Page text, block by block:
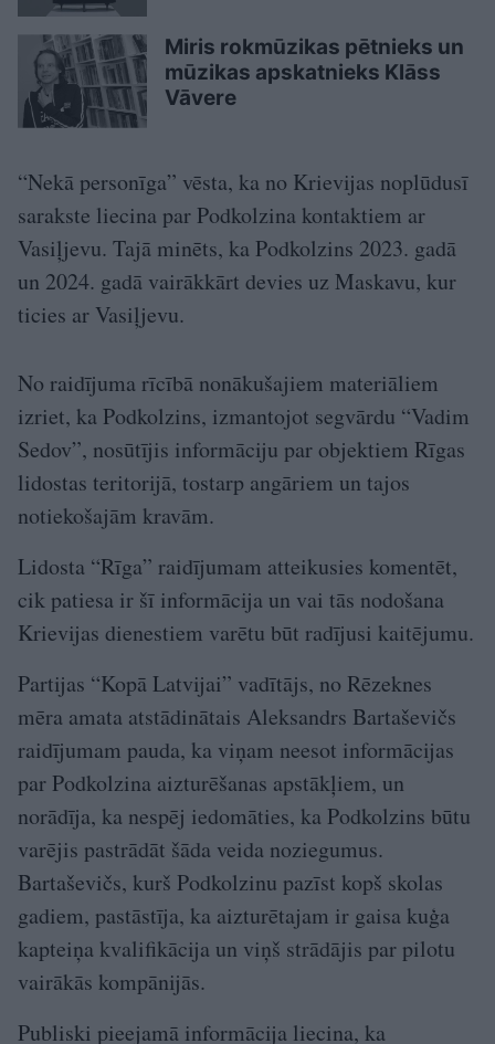
Miris rokmūzikas pētnieks un
mūzikas apskatnieks Klāss
Vāvere
“Nekā personīga” vēsta, ka no Krievijas noplūdusī
sarakste liecina par Podkolzina kontaktiem ar
Vasiļjevu. Tajā minēts, ka Podkolzins 2023. gadā
un 2024. gadā vairākkārt devies uz Maskavu, kur
ticies ar Vasiļjevu.
No raidījuma rīcībā nonākušajiem materiāliem
izriet, ka Podkolzins, izmantojot segvārdu “Vadim
Sedov”, nosūtījis informāciju par objektiem Rīgas
lidostas teritorijā, tostarp angāriem un tajos
notiekošajām kravām.
Lidosta “Rīga” raidījumam atteikusies komentēt,
cik patiesa ir šī informācija un vai tās nodošana
Krievijas dienestiem varētu būt radījusi kaitējumu.
Partijas “Kopā Latvijai” vadītājs, no Rēzeknes
mēra amata atstādinātais Aleksandrs Bartaševičs
raidījumam pauda, ka viņam neesot informācijas
par Podkolzina aizturēšanas apstākļiem, un
norādīja, ka nespēj iedomāties, ka Podkolzins būtu
varējis pastrādāt šāda veida noziegumus.
Bartaševičs, kurš Podkolzinu pazīst kopš skolas
gadiem, pastāstīja, ka aizturētajam ir gaisa kuģa
kapteiņa kvalifikācija un viņš strādājis par pilotu
vairākās kompānijās.
Publiski pieejamā informācija liecina, ka